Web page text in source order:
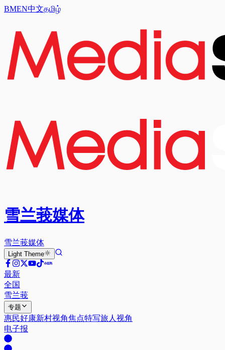
BMEN中文தமிழ்
雪兰莪媒体
雪兰莪媒体
Light Theme
最新
全国
雪兰莪
专题
惠民好康新村视角焦点特写旅人视角
电子报